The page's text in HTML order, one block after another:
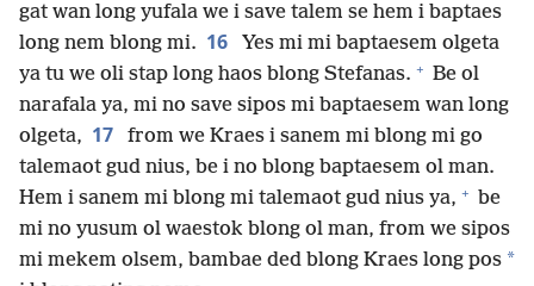
gat wan long yufala we i save talem se hem i baptaes
long nem blong mi. 16
Yes mi mi baptaesem olgeta
ya tu we oli stap long haos blong Stefanas. + Be ol
narafala ya, mi no save sipos mi baptaesem wan long
olgeta, 17
from we Kraes i sanem mi blong mi go
talemaot gud nius, be i no blong baptaesem ol man.
Hem i sanem mi blong mi talemaot gud nius ya, + be
mi no yusum ol waestok blong ol man, from we sipos
mi mekem olsem, bambae ded blong Kraes long pos *